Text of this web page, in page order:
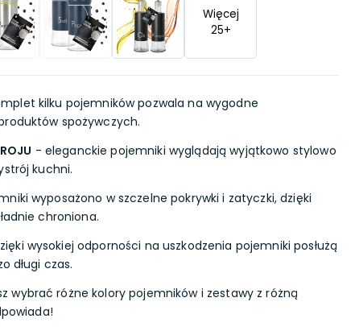
Więcej
25+
kilku pojemników pozwala na wygodne
spożywczych.
- eleganckie pojemniki wyglądają wyjątkowo stylowo
kuchni.
wyposażono w szczelne pokrywki i zatyczki, dzięki
chroniona.
wysokiej odporności na uszkodzenia pojemniki posłużą
długi czas.
wybrać różne kolory pojemników i zestawy z różną